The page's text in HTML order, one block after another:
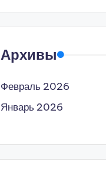
Архивы
Февраль 2026
Январь 2026